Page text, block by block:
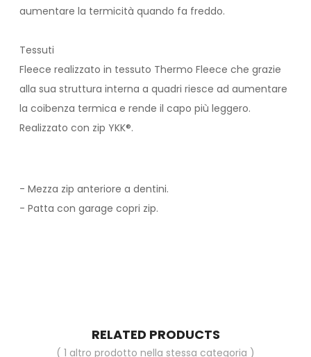
aumentare la termicità quando fa freddo.
Tessuti
Fleece realizzato in tessuto Thermo Fleece che grazie
alla sua struttura interna a quadri riesce ad aumentare
la coibenza termica e rende il capo più leggero.
Realizzato con zip YKK®.
- Mezza zip anteriore a dentini.
- Patta con garage copri zip.
RELATED PRODUCTS
( 1 altro prodotto nella stessa categoria )